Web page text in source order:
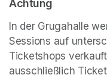
Achtung
In der Grugahalle
Sessions auf
Ticketshops
ausschließlich